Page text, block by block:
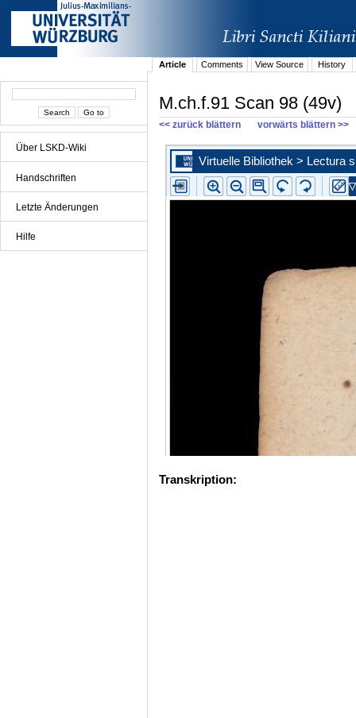
Über LSKD-Wiki
Handschriften
Letzte Änderungen
Hilfe
Article Comments View Source History
M.ch.f.91 Scan 98 (49v)
<< zurück blättern vorwärts blättern >>
Transkription: